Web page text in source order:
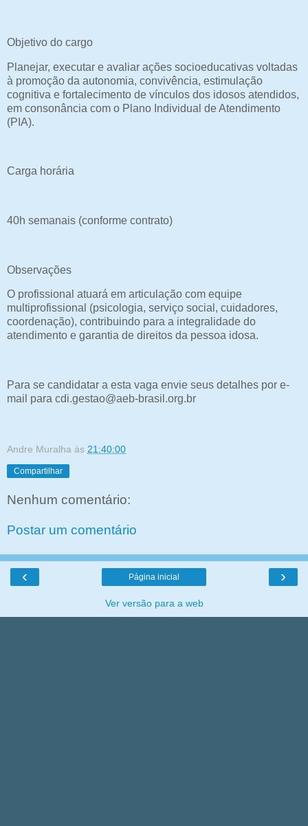
Objetivo do cargo
Planejar, executar e avaliar ações socioeducativas voltadas
à promoção da autonomia, convivência, estimulação
cognitiva e fortalecimento de vínculos dos idosos atendidos,
em consonância com o Plano Individual de Atendimento
(PIA).
Carga horária
40h semanais (conforme contrato)
Observações
O profissional atuará em articulação com equipe
multiprofissional (psicologia, serviço social, cuidadores,
coordenação), contribuindo para a integralidade do
atendimento e garantia de direitos da pessoa idosa.
Para se candidatar a esta vaga envie seus detalhes por e-
mail para cdi.gestao@aeb-brasil.org.br
Andre Muralha às 21:40:00
Compartilhar
Nenhum comentário:
Postar um comentário
‹ ›
Página inicial
Ver versão para a web